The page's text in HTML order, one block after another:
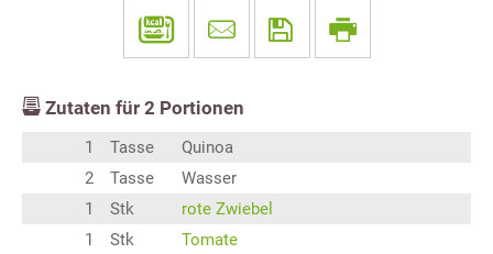
Zutaten für 2 Portionen
1 Tasse
Quinoa
2
Tasse
Wasser
1
Stk
rote Zwiebel
1
Stk
Tomate